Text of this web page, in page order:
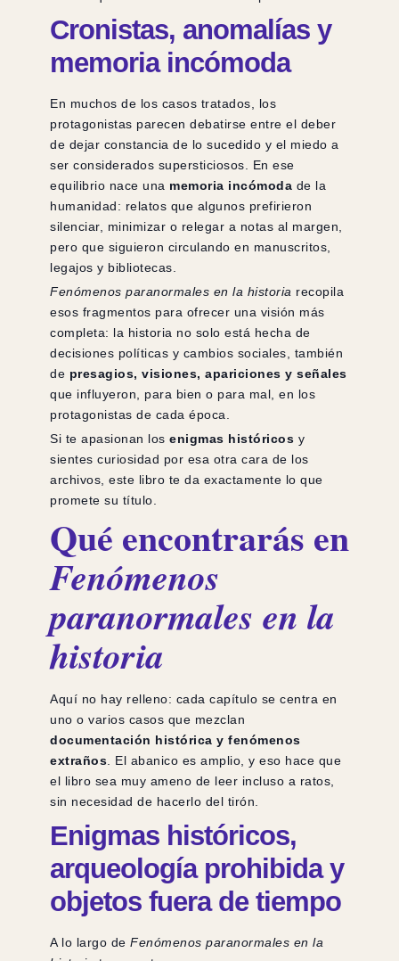
Cronistas, anomalías y
memoria incómoda
En muchos de los casos tratados, los
protagonistas parecen debatirse entre el deber
de dejar constancia de lo sucedido y el miedo a
ser considerados supersticiosos. En ese
equilibrio nace una memoria incómoda de la
humanidad: relatos que algunos prefirieron
silenciar, minimizar o relegar a notas al margen,
pero que siguieron circulando en manuscritos,
legajos y bibliotecas.
Fenómenos paranormales en la historia recopila
esos fragmentos para ofrecer una visión más
completa: la historia no solo está hecha de
decisiones políticas y cambios sociales, también
de presagios, visiones, apariciones y señales
que influyeron, para bien o para mal, en los
protagonistas de cada época.
Si te apasionan los enigmas históricos y
sientes curiosidad por esa otra cara de los
archivos, este libro te da exactamente lo que
promete su título.
Qué encontrarás en
Fenómenos
paranormales en la
historia
Aquí no hay relleno: cada capítulo se centra en
uno o varios casos que mezclan
documentación histórica y fenómenos
extraños . El abanico es amplio, y eso hace que
el libro sea muy ameno de leer incluso a ratos,
sin necesidad de hacerlo del tirón.
Enigmas históricos,
arqueología prohibida y
objetos fuera de tiempo
A lo largo de Fenómenos paranormales en la